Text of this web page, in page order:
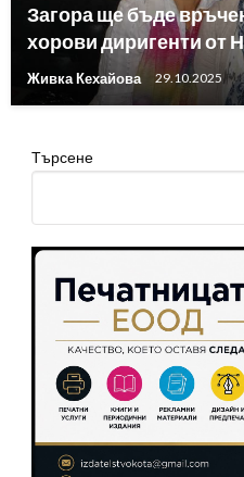
Загора ще бъде
хорови диригенти от
Живка Кехайова 29.10.2025
Търсене